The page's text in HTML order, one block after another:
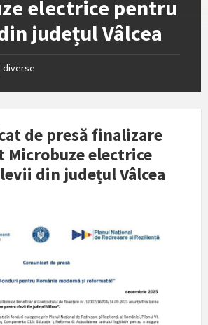
electrice pentru
județul Vâlcea
diverse
de presă finalizare
Microbuze electrice
din județul Vâlcea